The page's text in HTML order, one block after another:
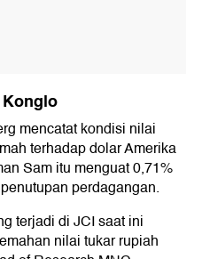
mencatat kondisi nilai
terhadap dolar Amerika
Sam itu menguat 0,71%
perdagangan.
terjadi di JCI saat ini
nilai tukar rupiah